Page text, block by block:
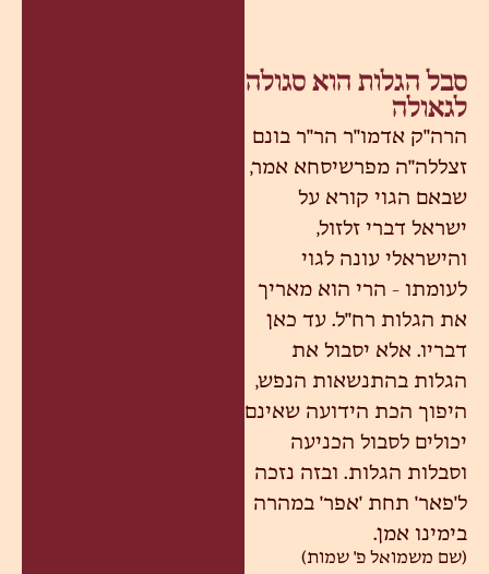
סבל הגלות הוא סגולה
לגאולה
הרה"ק אדמו"ר הר"ר בונם
זצללה"ה מפרשיסחא אמר,
שבאם הגוי קורא על
ישראל דברי זלזול,
והישראלי עונה לגוי
לעומתו - הרי הוא מאריך
את הגלות רח"ל. עד כאן
דבריו. אלא יסבול את
הגלות בהתנשאות הנפש,
היפוך הכת הידועה שאינם
יכולים לסבול הכניעה
וסבלות הגלות. ובזה נזכה
ל'פאר' תחת 'אפר' במהרה
בימינו אמן.
(שם משמואל פ' שמות)